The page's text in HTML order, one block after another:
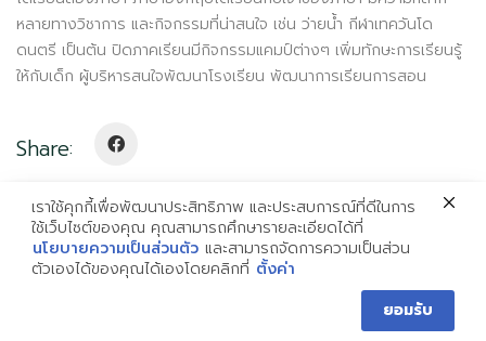
หลายทางวิชาการ และกิจกรรมที่น่าสนใจ เช่น ว่ายน้ำ กีฬาเทควันโด
ดนตรี เป็นต้น ปิดภาคเรียนมีกิจกรรมแคมป์ต่างๆ เพิ่มทักษะการเรียนรู้
ให้กับเด็ก ผู้บริหารสนใจพัฒนาโรงเรียน พัฒนาการเรียนการสอน
Share:
ติดด่อเรา
พิจิตร:056 612 991
phitsanulok@imperialschool.ac.th
2026 © Imperial Bilingual School. All Rights Reserved.
เราใช้คุกกี้เพื่อพัฒนาประสิทธิภาพ และประสบการณ์ที่ดีในการ
ใช้เว็บไซต์ของคุณ คุณสามารถศึกษารายละเอียดได้ที่
นโยบายความเป็นส่วนตัว และสามารถจัดการความเป็นส่วน
ตัวเองได้ของคุณได้เองโดยคลิกที่ ตั้งค่า
ยอมรับ
ติดต่อเรา